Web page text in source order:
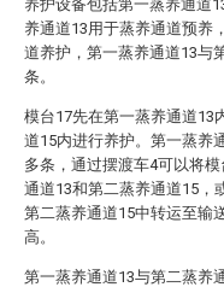
养护设备包括第一蒸养通道
养通道13用于蒸养通道预养
道养护，第一蒸养通道13与
条。
模台17先在第一蒸养通道13
道15内进行养护。第一蒸养
多条，通过摆渡车4可以将
通道13和第二蒸养通道15，
第二蒸养通道15中转运至输
高。
第一蒸养通道13与第二蒸养